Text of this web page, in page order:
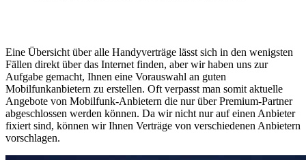
Eine Übersicht über alle Handyverträge lässt sich in den wenigsten
Fällen direkt über das Internet finden, aber wir haben uns zur
Aufgabe gemacht, Ihnen eine Vorauswahl an guten
Mobilfunkanbietern zu erstellen. Oft verpasst man somit aktuelle
Angebote von Mobilfunk-Anbietern die nur über Premium-Partner
abgeschlossen werden können. Da wir nicht nur auf einen Anbieter
fixiert sind, können wir Ihnen Verträge von verschiedenen Anbietern
vorschlagen.